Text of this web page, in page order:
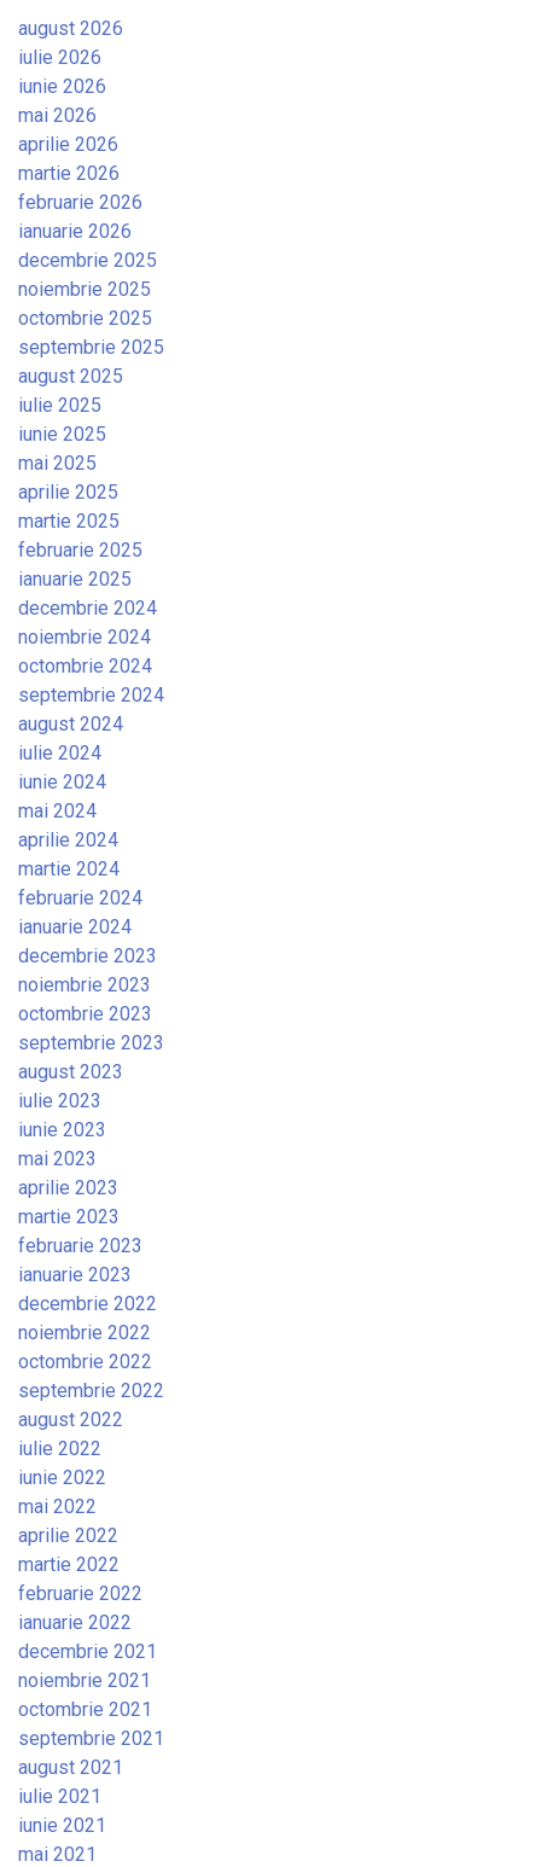
august 2026
iulie 2026
iunie 2026
mai 2026
aprilie 2026
martie 2026
februarie 2026
ianuarie 2026
decembrie 2025
noiembrie 2025
octombrie 2025
septembrie 2025
august 2025
iulie 2025
iunie 2025
mai 2025
aprilie 2025
martie 2025
februarie 2025
ianuarie 2025
decembrie 2024
noiembrie 2024
octombrie 2024
septembrie 2024
august 2024
iulie 2024
iunie 2024
mai 2024
aprilie 2024
martie 2024
februarie 2024
ianuarie 2024
decembrie 2023
noiembrie 2023
octombrie 2023
septembrie 2023
august 2023
iulie 2023
iunie 2023
mai 2023
aprilie 2023
martie 2023
februarie 2023
ianuarie 2023
decembrie 2022
noiembrie 2022
octombrie 2022
septembrie 2022
august 2022
iulie 2022
iunie 2022
mai 2022
aprilie 2022
martie 2022
februarie 2022
ianuarie 2022
decembrie 2021
noiembrie 2021
octombrie 2021
septembrie 2021
august 2021
iulie 2021
iunie 2021
mai 2021